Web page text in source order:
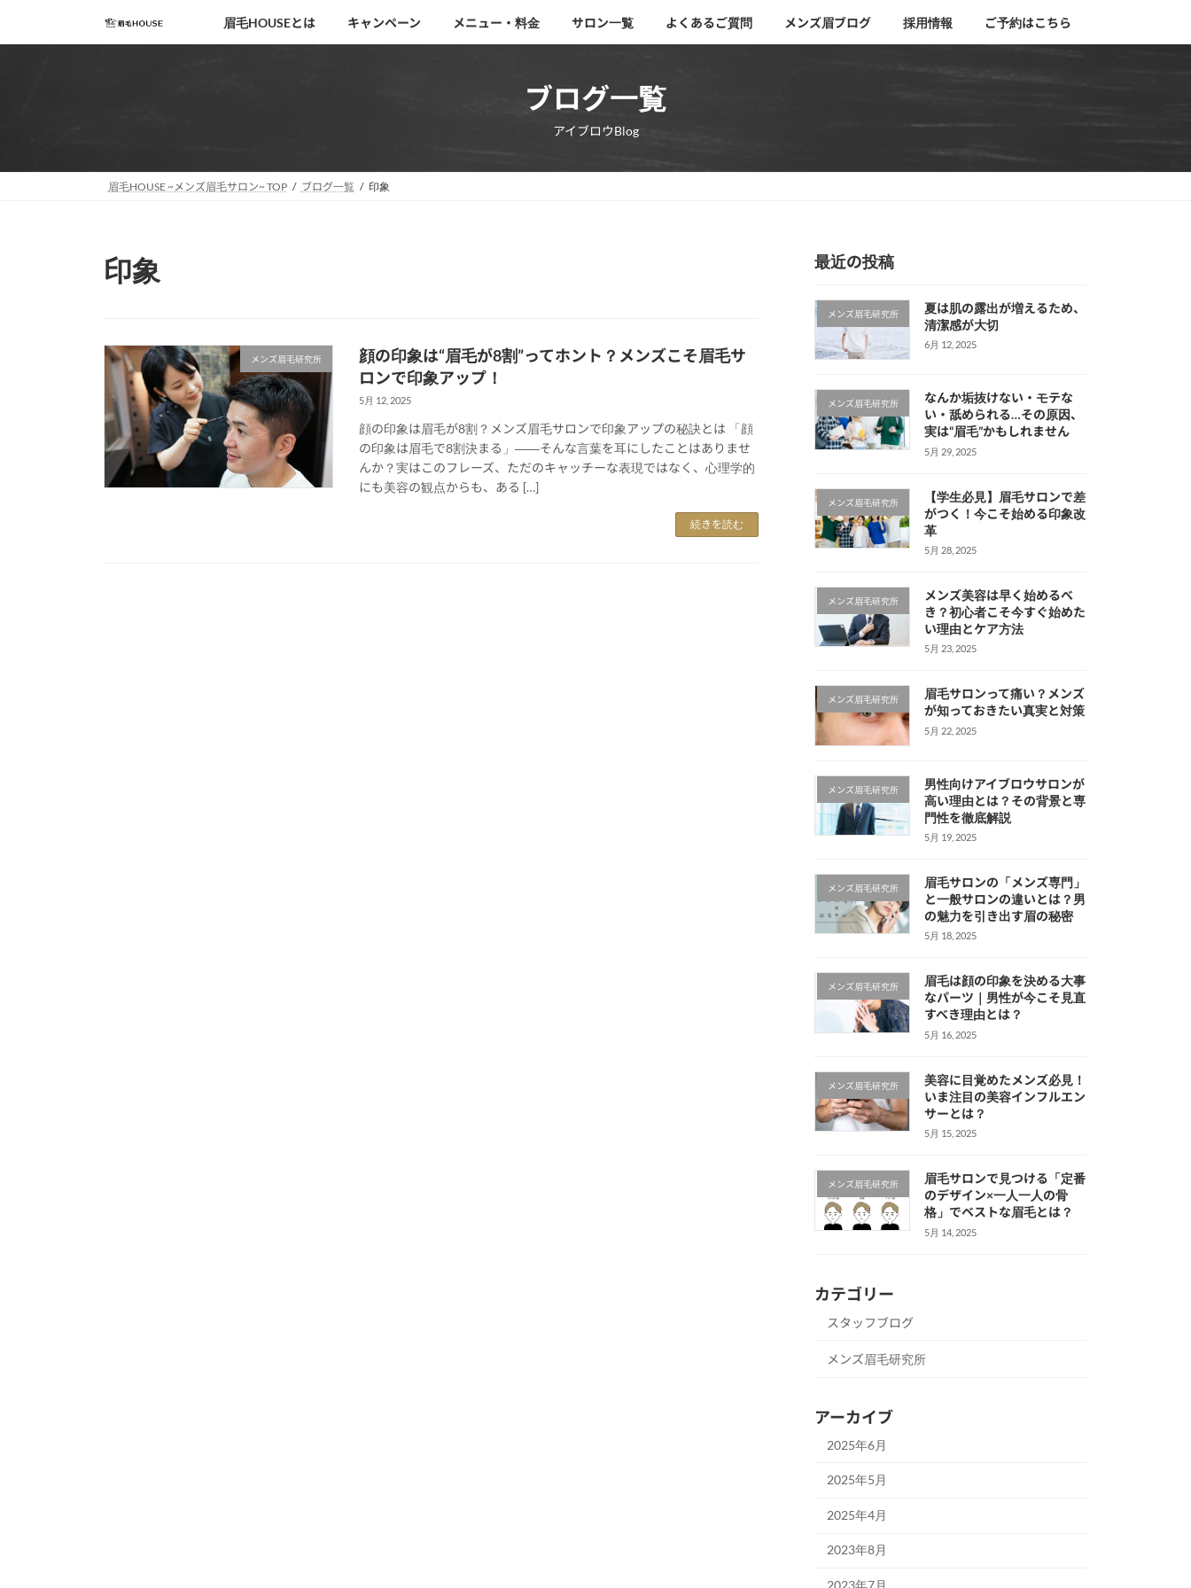
移
眉毛HOUSEとは キャンペーン メニュー・料金 サロン一覧 よくあるご質問 メンズ眉ブログ 採用情報 ご予約はこちら
ブログ一覧
アイブロウBlog
眉毛HOUSE ~メンズ眉毛サロン~ TOP ブログ一覧 印象
印象
メンズ眉毛研究所
顔の印象は“眉毛が8割”ってホント？メンズこそ眉毛サ
ロンで印象アップ！
5月 12, 2025
顔の印象は眉毛が8割？メンズ眉毛サロンで印象アップの秘訣とは 「顔
の印象は眉毛で8割決まる」――そんな言葉を耳にしたことはありませ
んか？実はこのフレーズ、ただのキャッチーな表現ではなく、心理学的
にも美容の観点からも、ある […]
続きを読む
最近の投稿
メンズ眉毛研究所
夏は肌の露出が増えるため、
清潔感が大切
6月 12, 2025
メンズ眉毛研究所
なんか垢抜けない・モテな
い・舐められる…その原因、
実は“眉毛”かもしれません
5月 29, 2025
メンズ眉毛研究所
【学生必見】眉毛サロンで差
がつく！今こそ始める印象改
革
5月 28, 2025
メンズ眉毛研究所
メンズ美容は早く始めるべ
き？初心者こそ今すぐ始めた
い理由とケア方法
5月 23, 2025
メンズ眉毛研究所
眉毛サロンって痛い？メンズ
が知っておきたい真実と対策
5月 22, 2025
メンズ眉毛研究所
男性向けアイブロウサロンが
高い理由とは？その背景と専
門性を徹底解説
5月 19, 2025
メンズ眉毛研究所
眉毛サロンの「メンズ専門」
と一般サロンの違いとは？男
の魅力を引き出す眉の秘密
5月 18, 2025
メンズ眉毛研究所
眉毛は顔の印象を決める大事
なパーツ｜男性が今こそ見直
すべき理由とは？
5月 16, 2025
メンズ眉毛研究所
美容に目覚めたメンズ必見！
いま注目の美容インフルエン
サーとは？
5月 15, 2025
メンズ眉毛研究所
眉毛サロンで見つける「定番
のデザイン×一人一人の骨
格」でベストな眉毛とは？
5月 14, 2025
カテゴリー
スタッフブログ
メンズ眉毛研究所
アーカイブ
2025年6月
2025年5月
2025年4月
2023年8月
2023年7月